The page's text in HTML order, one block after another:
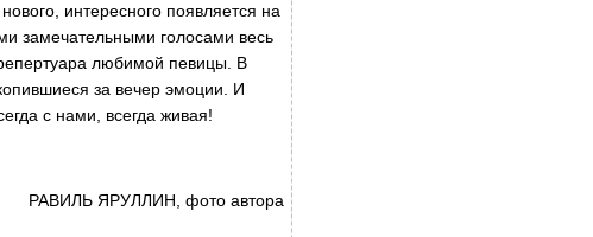
интересного появляется на
замечательными голосами весь
любимой певицы. В
за вечер эмоции. И
с нами, всегда живая!
РАВИЛЬ ЯРУЛЛИН, фото автора